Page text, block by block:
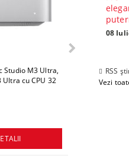
Studio M3 Ultra,
Ultra cu CPU 32
Desktop
Procesor
08
RSS
Vezi